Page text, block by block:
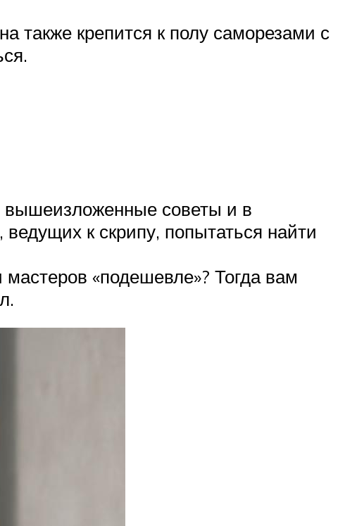
также крепится к полу саморезами с
вышеизложенные советы и в
ведущих к скрипу, попытаться найти
«подешевле»? Тогда вам